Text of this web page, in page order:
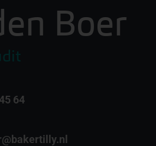
Boer
64